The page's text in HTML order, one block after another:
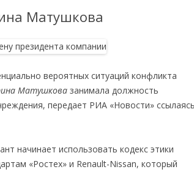
Матушкова
вероятных ситуаций конфликта
Матушкова занимала должность
передает РИА «Новости» ссылаясь
начинает использовать кодекс этики
«Ростех» и Renault-Nissan, который